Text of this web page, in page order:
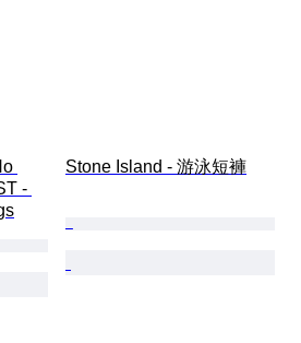
-
Stone Island - 游泳短褲